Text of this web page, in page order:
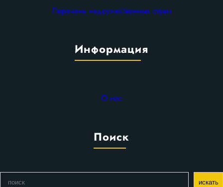
Перечень недружественных стран
Информация
О нас
Поиск
искать